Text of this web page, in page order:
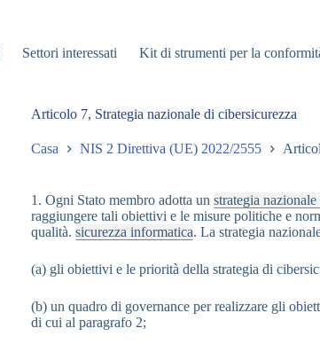
Settori interessati Kit di strumenti per la
Articolo 7, Strategia nazionale di cibersicurezza
Casa NIS 2 Direttiva (UE) 2022/2555
1. Ogni Stato membro adotta un strategia
raggiungere tali obiettivi e le misure politiche e
qualità. sicurezza informatica. La strategia
(a) gli obiettivi e le priorità della strategia di
(b) un quadro di governance per realizzare gli
di cui al paragrafo 2;